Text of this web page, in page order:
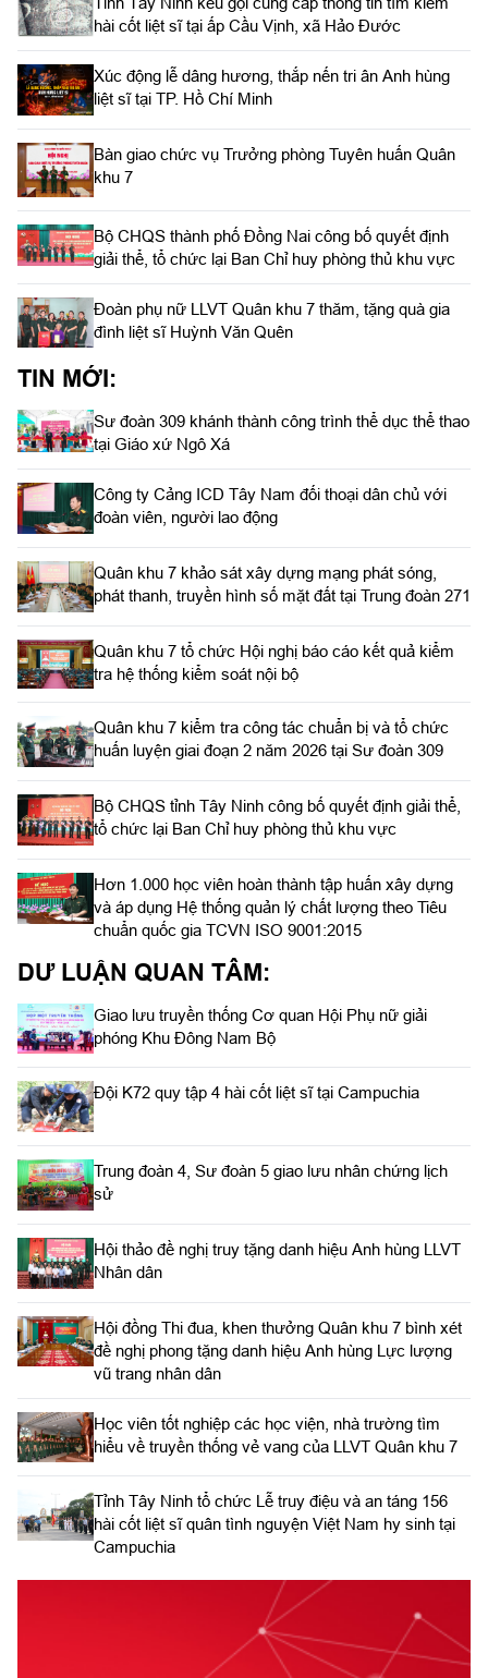
hài cốt liệt sĩ tại ấp Cầu Vịnh, xã Hảo Đước
Xúc động lễ dâng hương, thắp nến tri ân Anh hùng
liệt sĩ tại TP. Hồ Chí Minh
Bàn giao chức vụ Trưởng phòng Tuyên huấn Quân
khu 7
Bộ CHQS thành phố Đồng Nai công bố quyết định
giải thể, tổ chức lại Ban Chỉ huy phòng thủ khu vực
Đoàn phụ nữ LLVT Quân khu 7 thăm, tặng quà gia
đình liệt sĩ Huỳnh Văn Quên
TIN MỚI:
Sư đoàn 309 khánh thành công trình thể dục thể thao
tại Giáo xứ Ngô Xá
Công ty Cảng ICD Tây Nam đối thoại dân chủ với
đoàn viên, người lao động
Quân khu 7 khảo sát xây dựng mạng phát sóng,
phát thanh, truyền hình số mặt đất tại Trung đoàn 271
Quân khu 7 tổ chức Hội nghị báo cáo kết quả kiểm
tra hệ thống kiểm soát nội bộ
Quân khu 7 kiểm tra công tác chuẩn bị và tổ chức
huấn luyện giai đoạn 2 năm 2026 tại Sư đoàn 309
Bộ CHQS tỉnh Tây Ninh công bố quyết định giải thể,
tổ chức lại Ban Chỉ huy phòng thủ khu vực
Hơn 1.000 học viên hoàn thành tập huấn xây dựng
và áp dụng Hệ thống quản lý chất lượng theo Tiêu
chuẩn quốc gia TCVN ISO 9001:2015
DƯ LUẬN QUAN TÂM:
Giao lưu truyền thống Cơ quan Hội Phụ nữ giải
phóng Khu Đông Nam Bộ
Đội K72 quy tập 4 hài cốt liệt sĩ tại Campuchia
Trung đoàn 4, Sư đoàn 5 giao lưu nhân chứng lịch
sử
Hội thảo đề nghị truy tặng danh hiệu Anh hùng LLVT
Nhân dân
Hội đồng Thi đua, khen thưởng Quân khu 7 bình xét
đề nghị phong tặng danh hiệu Anh hùng Lực lượng
vũ trang nhân dân
Học viên tốt nghiệp các học viện, nhà trường tìm
hiểu về truyền thống vẻ vang của LLVT Quân khu 7
​Tỉnh Tây Ninh tổ chức Lễ truy điệu và an táng 156
hài cốt liệt sĩ quân tình nguyện Việt Nam hy sinh tại
Campuchia